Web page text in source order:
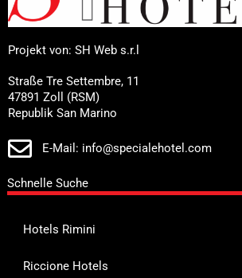
Projekt von: SH Web s.r.l
Straße Tre Settembre, 11
47891 Zoll (RSM)
Republik San Marino
E-Mail: info@specialehotel.com
Schnelle Suche
Hotels Rimini
Riccione Hotels